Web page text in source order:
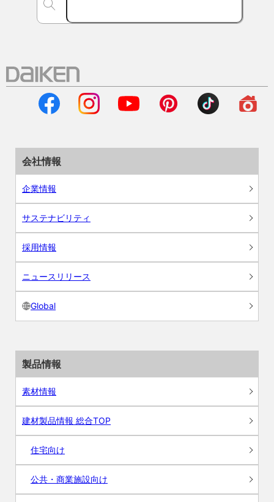
会社情報
企業情報
サステナビリティ
採用情報
ニュースリリース
Global
製品情報
素材情報
建材製品情報 総合TOP
住宅向け
公共・商業施設向け